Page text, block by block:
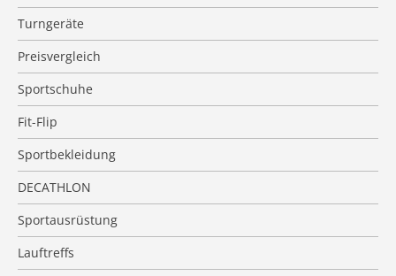
Turngeräte
Preisvergleich
Sportschuhe
Fit-Flip
Sportbekleidung
DECATHLON
Sportausrüstung
Lauftreffs